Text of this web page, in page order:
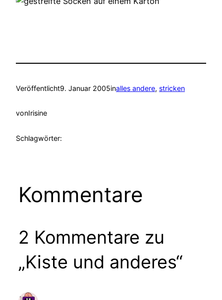
Veröffentlicht9. Januar 2005inalles andere, stricken
vonIrisine
Schlagwörter:
Kommentare
2 Kommentare zu
„Kiste und anderes“